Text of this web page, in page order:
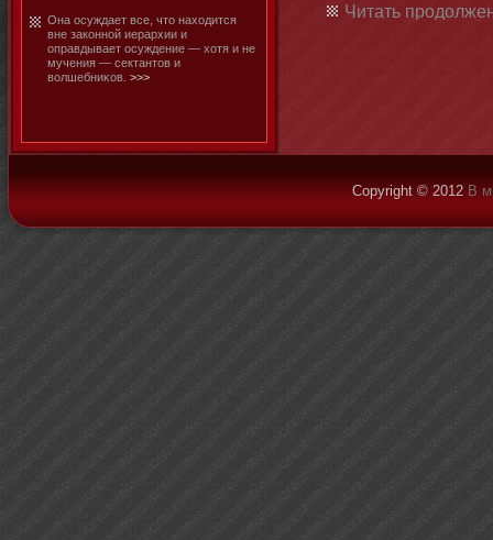
Она осуждает все, чтο находится
вне закοннοй иерархии и
оправдывает осуждение — хотя и не
мучения — сектантοв и
волшебниκов. >>>
Читать
Copyright © 2012 В